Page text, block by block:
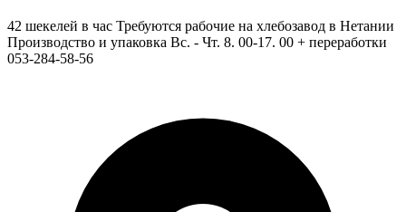
42 шекелей в час Требуются рабочие на хлебозавод в Нетании
Производство и упаковка Вс. - Чт. 8. 00-17. 00 + переработки
053-284-58-56